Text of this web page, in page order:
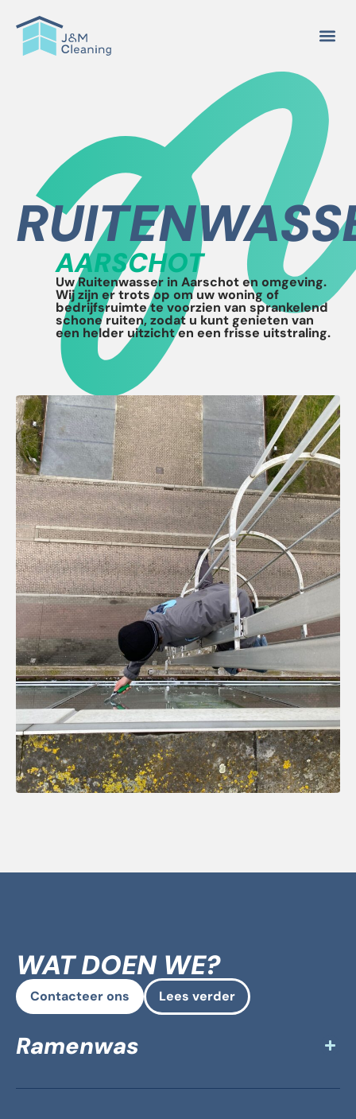
AARSCHOT
Uw Ruitenwasser in Aarschot en omgeving.
Wij zijn er trots op om uw woning of
bedrijfsruimte te voorzien van sprankelend
schone ruiten, zodat u kunt genieten van
een helder uitzicht en een frisse uitstraling.
WAT DOEN WE?
Contacteer ons Lees verder
Ramenwas